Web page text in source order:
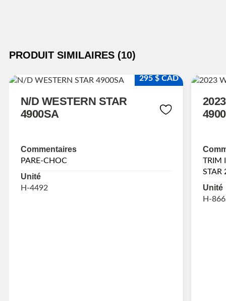
PRODUIT SIMILAIRES (10)
295 $ CAD
N/D WESTERN STAR
4900SA
Commentaires
PARE-CHOC
Unité
H-4492
TRIM
STAR
Unité
H-